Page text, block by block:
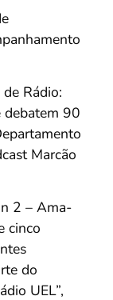
Rádio:
debatem 90
Marcão
2 – Ama-
cinco
do
UEL”,